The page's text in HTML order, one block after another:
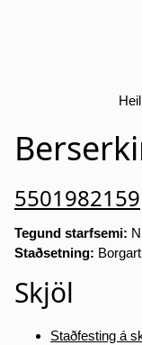
5501982159
Tegund starfsemi:
Staðsetning:
Skjöl
Staðfesting á